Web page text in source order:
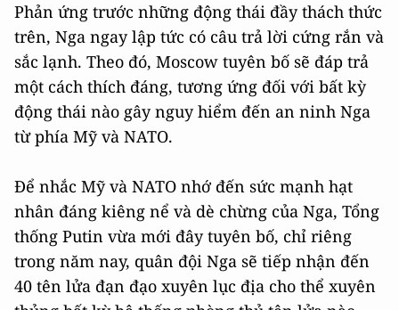
Phản ứng trước những động thái đầy thách thức
trên, Nga ngay lập tức có câu trả lời cứng rắn và
sắc lạnh. Theo đó, Moscow tuyên bố sẽ đáp trả
một cách thích đáng, tương ứng đối với bất kỳ
động thái nào gây nguy hiểm đến an ninh Nga
từ phía Mỹ và NATO.
Để nhắc Mỹ và NATO nhớ đến sức mạnh hạt
nhân đáng kiêng nể và dè chừng của Nga, Tổng
thống Putin vừa mới đây tuyên bố, chỉ riêng
trong năm nay, quân đội Nga sẽ tiếp nhận đến
40 tên lửa đạn đạo xuyên lục địa cho thể xuyên